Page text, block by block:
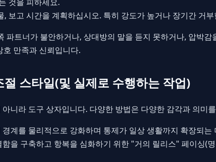
, 보고 시간을 계획하십시오. 특히 강도가 높거나 장기간 거
파트너가 불안하거나, 상대방의 말을 듣지 못하거나, 압박
만족과 신뢰입니다.
스타일(및 실제로 수행하는 작업)
니라 도구 상자입니다. 다양한 방법은 다양한 감각과 의미
계를 물리적으로 강화하며 통제가 일상 생활까지 확장되는
을 구축하고 항복을 심화하기 위한 "거의 릴리스" 페이싱(